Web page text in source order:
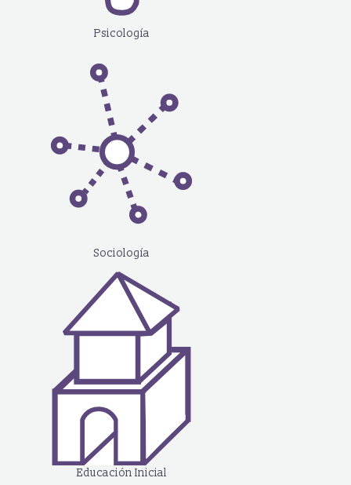
Psicología
Sociología
Educación Inicial